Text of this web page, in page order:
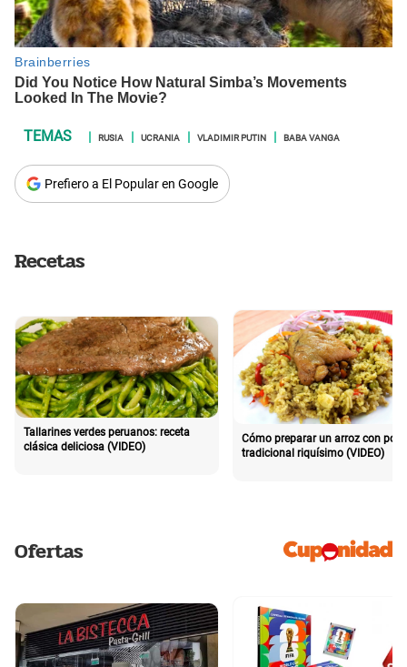
RUSIA UCRANIA VLADIMIR PUTIN BABA VANGA
Prefiero a El Popular en Google
Recetas
Tallarines verdes peruanos: receta
clásica deliciosa (VIDEO)
Cómo preparar un arroz con pollo
tradicional riquísimo (VIDEO)
Ofertas